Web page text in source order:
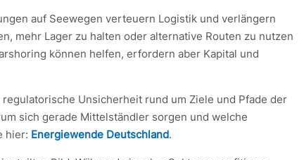
auf Seewegen verteuern Logistik und verlängern
mehr Lager zu halten oder alternative Routen zu nutzen
können helfen, erfordern aber Kapital und
Unsicherheit rund um Ziele und Pfade der
sich gerade Mittelständler sorgen und welche
hier: Energiewende Deutschland.